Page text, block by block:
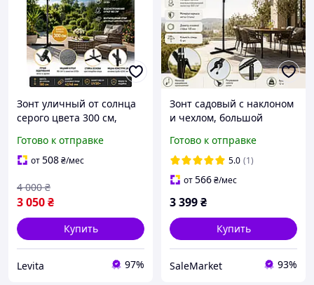
Зонт уличный от солнца
серого цвета 300 см,
от солнца для сада
складной зонт
Готово к отправке
от508₴/мес
3 050₴
4 000 ₴
Купить
Levita 97%
Зонт садовый с наклоном
и чехлом, большой
террасы, двора, дачи и
патио
Готово к отправке
5.0 (1)
от566₴/мес
3 399₴
Купить
SaleMarket 93%